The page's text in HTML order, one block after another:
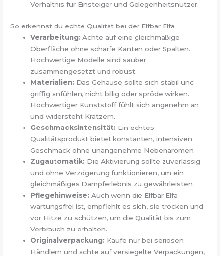
Verhältnis für Einsteiger und Gelegenheitsnutzer.
So erkennst du echte Qualität bei der Elfbar Elfa
Verarbeitung: Achte auf eine gleichmäßige
Oberfläche ohne scharfe Kanten oder Spalten.
Hochwertige Modelle sind sauber
zusammengesetzt und robust.
Materialien: Das Gehäuse sollte sich stabil und
griffig anfühlen, nicht billig oder spröde wirken.
Hochwertiger Kunststoff fühlt sich angenehm an
und widersteht Kratzern.
Geschmacksintensität: Ein echtes
Qualitätsprodukt bietet konstanten, intensiven
Geschmack ohne unangenehme Nebenaromen.
Zugautomatik: Die Aktivierung sollte zuverlässig
und ohne Verzögerung funktionieren, um ein
gleichmäßiges Dampferlebnis zu gewährleisten.
Pflegehinweise: Auch wenn die Elfbar Elfa
wartungsfrei ist, empfiehlt es sich, sie trocken und
vor Hitze zu schützen, um die Qualität bis zum
Verbrauch zu erhalten.
Originalverpackung: Kaufe nur bei seriösen
Händlern und achte auf versiegelte Verpackungen,